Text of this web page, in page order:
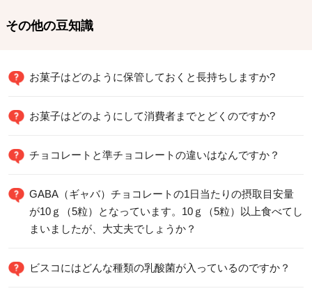
その他の豆知識
お菓子はどのように保管しておくと長持ちしますか?
お菓子はどのようにして消費者までとどくのですか?
チョコレートと準チョコレートの違いはなんですか？
GABA（ギャバ）チョコレートの1日当たりの摂取目安量
が10ｇ（5粒）となっています。10ｇ（5粒）以上食べてし
まいましたが、大丈夫でしょうか？
ビスコにはどんな種類の乳酸菌が入っているのですか？